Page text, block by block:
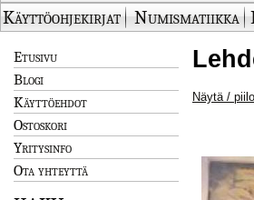
Käyttöohjekirjat
Numismatiikka
Etusivu
Blogi
Käyttöehdot
Ostoskori
Yritysinfo
Ota yhteyttä
Näytä /